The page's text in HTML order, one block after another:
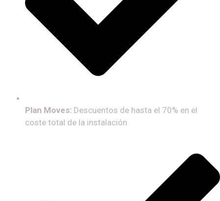
Plan Moves: Descuentos de hasta el 70% en el
coste total de la instalación